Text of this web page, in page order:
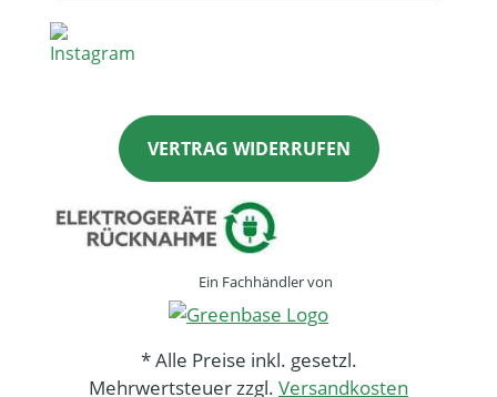
VERTRAG WIDERRUFEN
Ein Fachhändler von
* Alle Preise inkl. gesetzl.
Mehrwertsteuer zzgl. Versandkosten